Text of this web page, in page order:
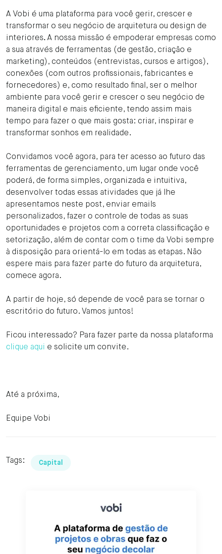
A Vobi é uma plataforma para você gerir, crescer e
transformar o seu negócio de arquitetura ou design de
interiores. A nossa missão é empoderar empresas como
a sua através de ferramentas (de gestão, criação e
marketing), conteúdos (entrevistas, cursos e artigos),
conexões (com outros profissionais, fabricantes e
fornecedores) e, como resultado final, ser o melhor
ambiente para você gerir e crescer o seu negócio de
maneira digital e mais eficiente, tendo assim mais
tempo para fazer o que mais gosta: criar, inspirar e
transformar sonhos em realidade.
Convidamos você agora, para ter acesso ao futuro das
ferramentas de gerenciamento, um lugar onde você
poderá, de forma simples, organizada e intuitiva,
desenvolver todas essas atividades que já lhe
apresentamos neste post, enviar emails
personalizados, fazer o controle de todas as suas
oportunidades e projetos com a correta classificação e
setorização, além de contar com o time da Vobi sempre
à disposição para orientá-lo em todas as etapas. Não
espere mais para fazer parte do futuro da arquitetura,
comece agora.
A partir de hoje, só depende de você para se tornar o
escritório do futuro. Vamos juntos!
Ficou interessado? Para fazer parte da nossa plataforma
clique aqui e solicite um convite.
Até a próxima,
Equipe Vobi
Tags: Capital